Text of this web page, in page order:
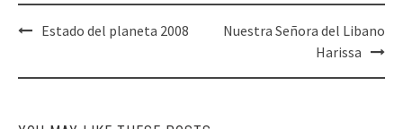
PostEstado del planeta 2008
Nuestra Señora del Libano
Harissa